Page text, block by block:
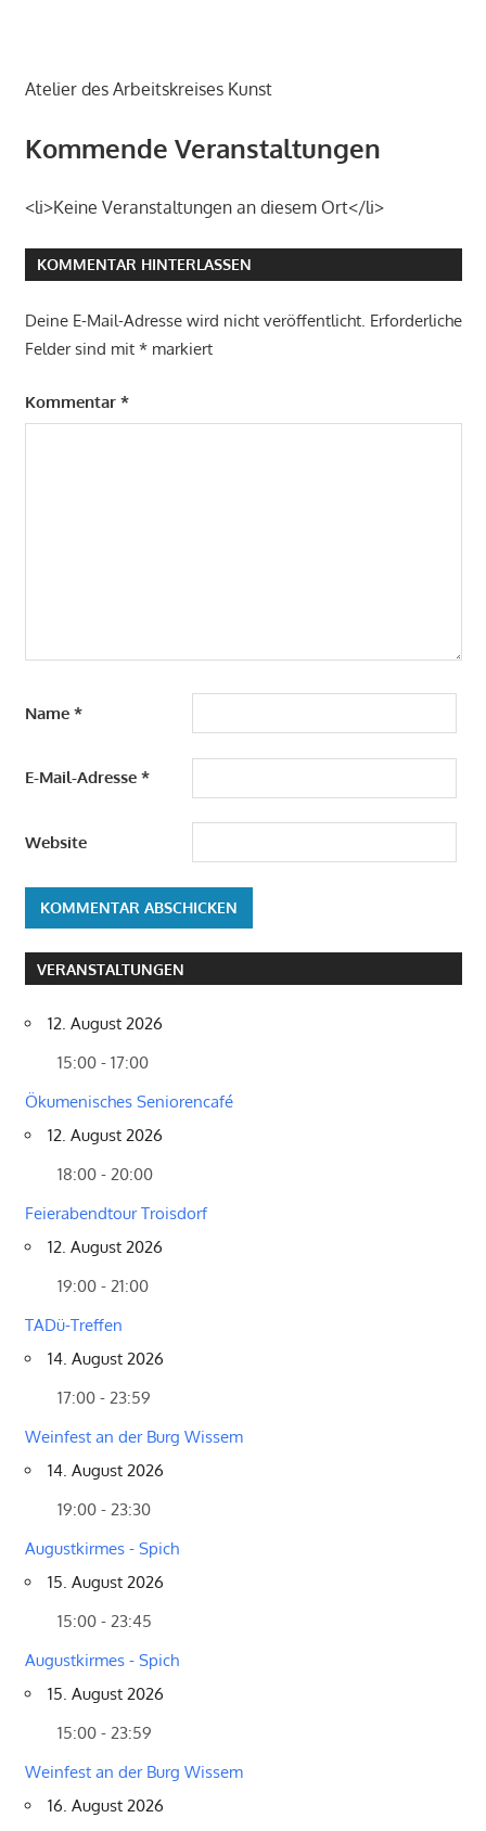
Atelier des Arbeitskreises Kunst
Kommende Veranstaltungen
<li>Keine Veranstaltungen an diesem Ort</li>
KOMMENTAR HINTERLASSEN
Deine E-Mail-Adresse wird nicht veröffentlicht. Erforderliche
Felder sind mit *markiert
Kommentar *
Name *
E-Mail-Adresse *
Website
VERANSTALTUNGEN
12. August 2026
15:00 - 17:00
Ökumenisches Seniorencafé
12. August 2026
18:00 - 20:00
Feierabendtour Troisdorf
12. August 2026
19:00 - 21:00
TADü-Treffen
14. August 2026
17:00 - 23:59
Weinfest an der Burg Wissem
14. August 2026
19:00 - 23:30
Augustkirmes - Spich
15. August 2026
15:00 - 23:45
Augustkirmes - Spich
15. August 2026
15:00 - 23:59
Weinfest an der Burg Wissem
16. August 2026